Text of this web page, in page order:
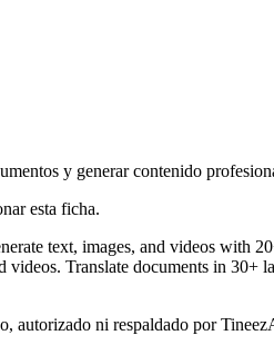
y generar contenido
esta ficha.
text, images, and videos
Translate documents in
autorizado ni respaldado por